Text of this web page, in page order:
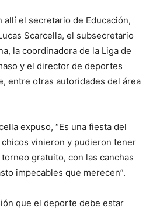
allí el secretario de Educación,
Scarcella, el subsecretario
la coordinadora de la Liga de
y el director de deportes
entre otras autoridades del área
expuso, “Es una fiesta del
vinieron y pudieron tener
gratuito, con las canchas
impecables que merecen”.
que el deporte debe estar